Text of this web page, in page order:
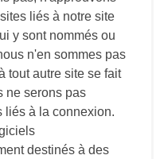
liés à notre site
y sont nommés ou
n'en sommes pas
tout autre site se fait
ne serons pas
liés à la connexion.
destinés à des